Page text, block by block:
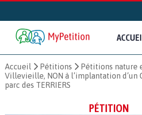
Accueil Pétitions
Pétitions nature
Villevieille, NON à l’implantation d’un
parc des TERRIERS
PÉTITION